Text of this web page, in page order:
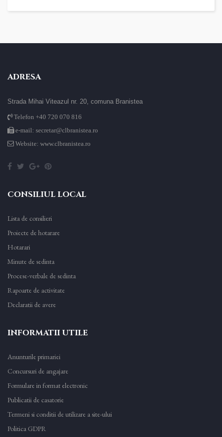
ADRESA
Strada Mihai Viteazul nr. 20, comuna Branistea
Telefon +40 720 070 816
e-mail: secretar@clbranistea.ro
Website: www.clbranistea.ro
CONSILIUL LOCAL
Lista de consilieri
Proiecte de hotarare
Hotarari
Minute de sedinta
Procese-verbale de sedinta
Rapoarte de activitate
Declaratii de avere
INFORMATII UTILE
Anunturile primariei
Concursuri de angajare
Formulare in format electronic
Publicatii de casatorie
Termeni si conditii de utilizare a site-ului
Politica GDPR